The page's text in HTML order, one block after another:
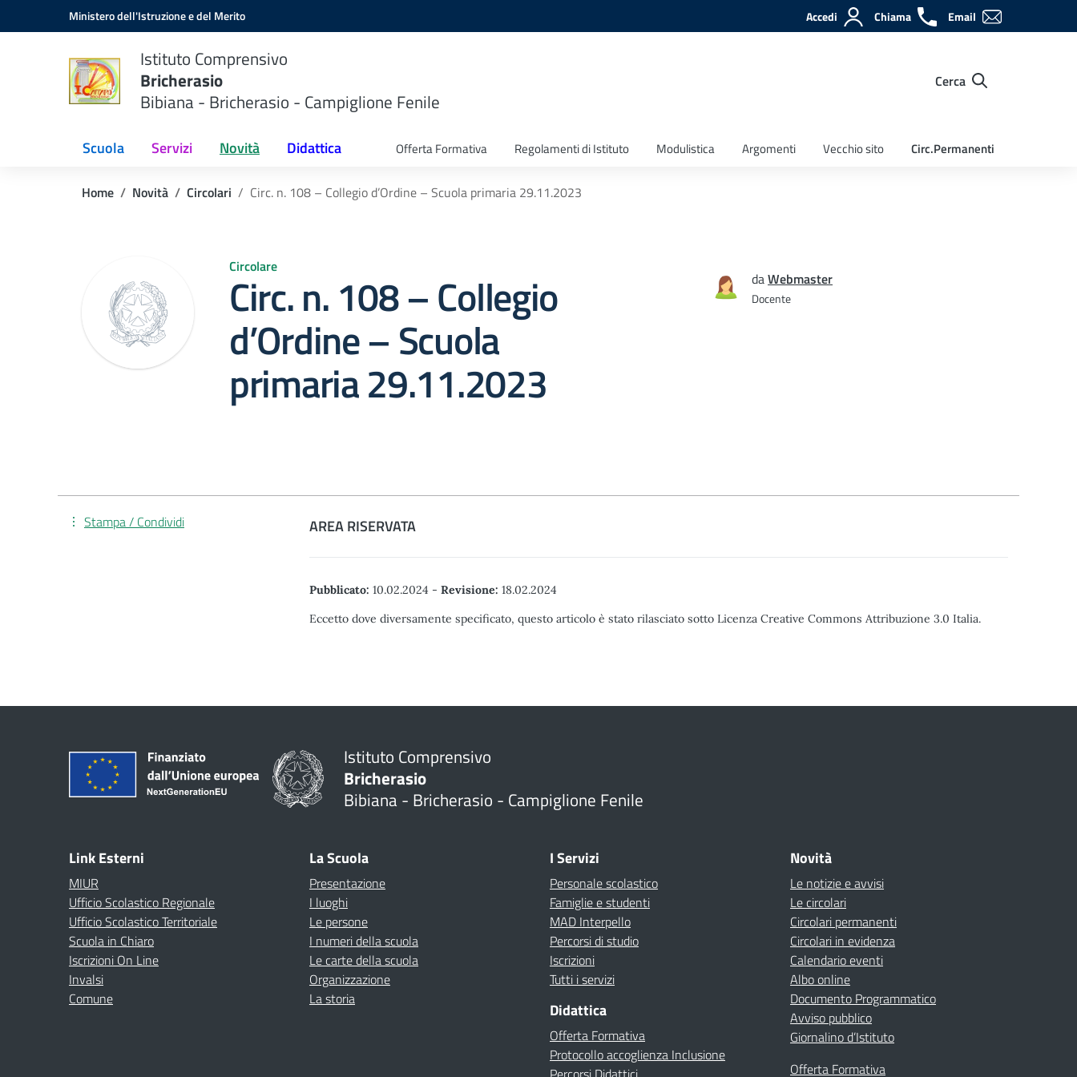
Vai ai contenuti
Vai al menu di navigazioneMinistero dell'Istruzione e del Merito Accedi Chiama Email
Istituto Comprensivo
Bricherasio
Bibiana - Bricherasio - Campiglione Fenile
Cerca
Scuola Servizi Novità Didattica Offerta Formativa Regolamenti di Istituto Modulistica Argomenti Vecchio sito Circ.Permanenti
Home Novità Circolari Circ. n. 108 – Collegio d’Ordine – Scuola primaria 29.11.2023
Circolare
Circ. n. 108 – Collegio
d’Ordine – Scuola
primaria 29.11.2023
daWebmaster
Docente
AREA RISERVATA
Pubblicato: 10.02.2024 - Revisione: 18.02.2024
Eccetto dove diversamente specificato, questo articolo è stato rilasciato sotto Licenza Creative Commons Attribuzione 3.0 Italia.
Stampa / Condividi
Istituto Comprensivo
Bricherasio
Bibiana - Bricherasio - Campiglione Fenile
Link Esterni
MIUR
Ufficio Scolastico Regionale
Ufficio Scolastico Territoriale
Scuola in Chiaro
Iscrizioni On Line
Invalsi
Comune
La Scuola
Presentazione
I luoghi
Le persone
I numeri della scuola
Le carte della scuola
Organizzazione
La storia
I Servizi
Personale scolastico
Famiglie e studenti
MAD Interpello
Percorsi di studio
Iscrizioni
Tutti i servizi
Didattica
Offerta Formativa
Protocollo accoglienza Inclusione
Novità
Le notizie e avvisi
Le circolari
Circolari permanenti
Circolari in evidenza
Calendario eventi
Albo online
Documento Programmatico
Avviso pubblico
Giornalino d’Istituto
Offerta Formativa